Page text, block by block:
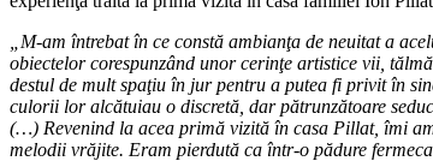
„M-am întrebat în ce constă ambianţa de neuitat a
obiectelor corespunzând unor cerinţe artistice vii,
destul de mult spaţiu în jur pentru a putea fi privit în
culorii lor alcătuiau o discretă, dar pătrunzătoare
(…) Revenind la acea primă vizită în casa Pillat, îmi
melodii vrăjite. Eram pierdută ca într-o pădure